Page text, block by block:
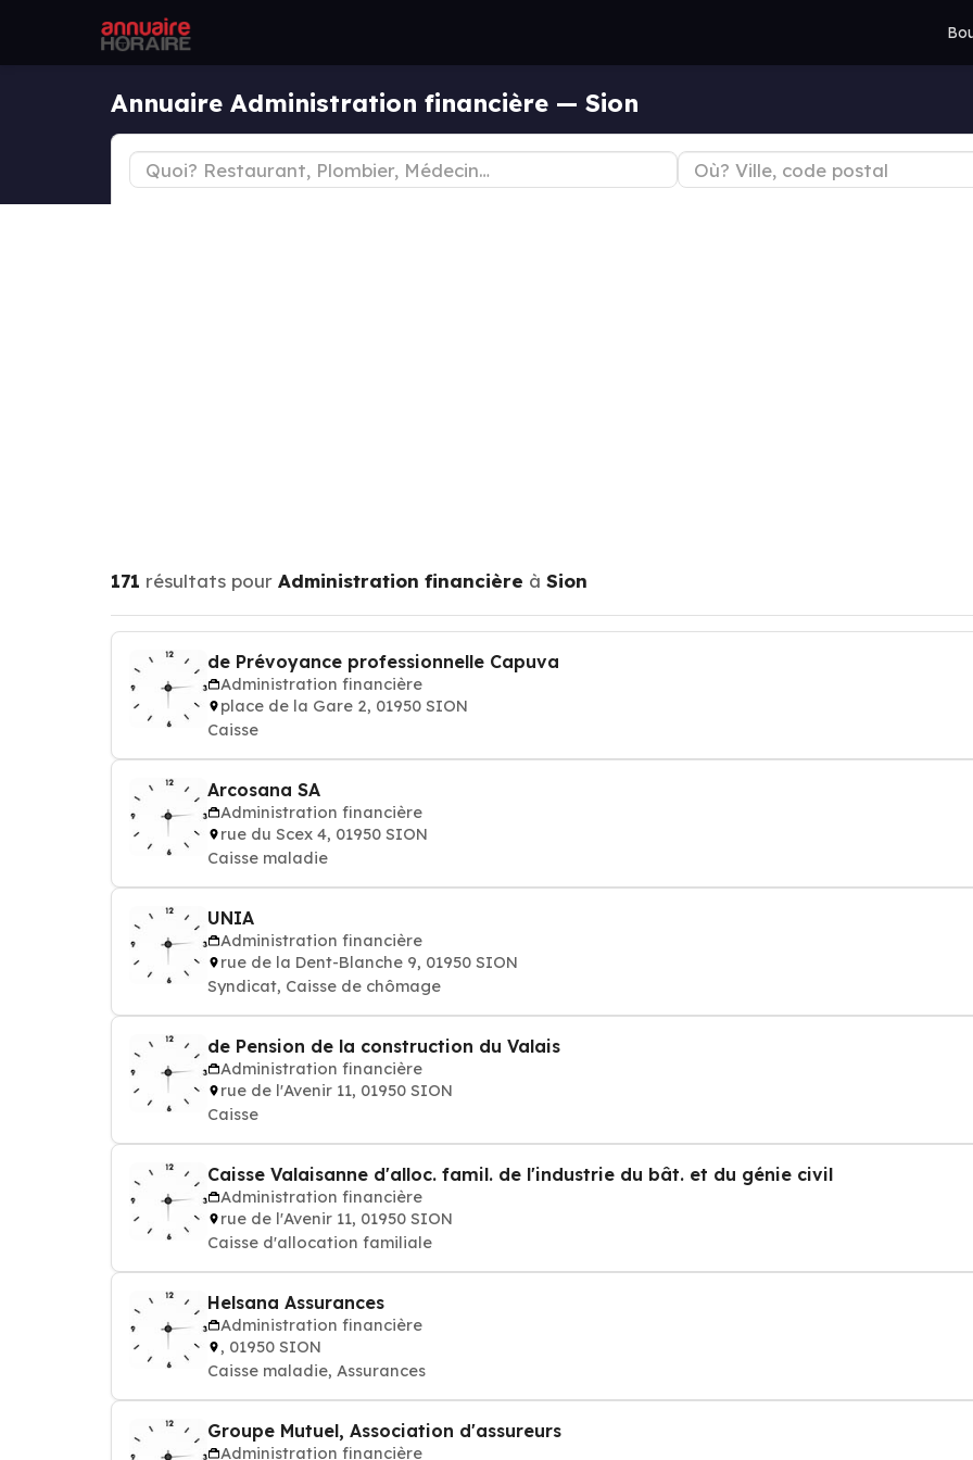
Annuaire Administration financière — Sion
171 résultats pour Administration financière à Sion
de Prévoyance professionnelle Capuva
Administration financière
place de la Gare 2, 01950 SION
Caisse
Arcosana SA
Administration financière
rue du Scex 4, 01950 SION
Caisse maladie
UNIA
Administration financière
rue de la Dent-Blanche 9, 01950 SION
Syndicat, Caisse de chômage
de Pension de la construction du Valais
Administration financière
rue de l'Avenir 11, 01950 SION
Caisse
Caisse Valaisanne d'alloc. famil. de l'industrie du bât. et du génie civil
Administration financière
rue de l'Avenir 11, 01950 SION
Caisse d'allocation familiale
Helsana Assurances
Administration financière
, 01950 SION
Caisse maladie, Assurances
Groupe Mutuel, Association d'assureurs
Administration financière